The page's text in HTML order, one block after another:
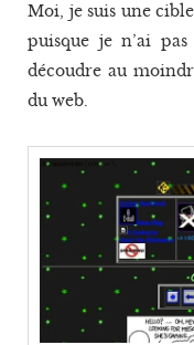
Moi, je suis une
puisque je n’ai
découdre au
du web.